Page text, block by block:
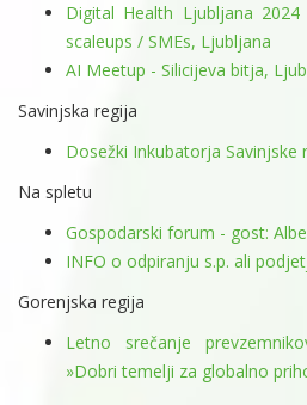
Digital Health Ljubljana
scaleups / SMEs, Ljubljana
AI Meetup - Silicijeva bitja,
Savinjska regija
Dosežki Inkubatorja Savinjske
Na spletu
Gospodarski forum - gost:
INFO o odpiranju s.p. ali
Gorenjska regija
Letno srečanje
»Dobri temelji za globalno